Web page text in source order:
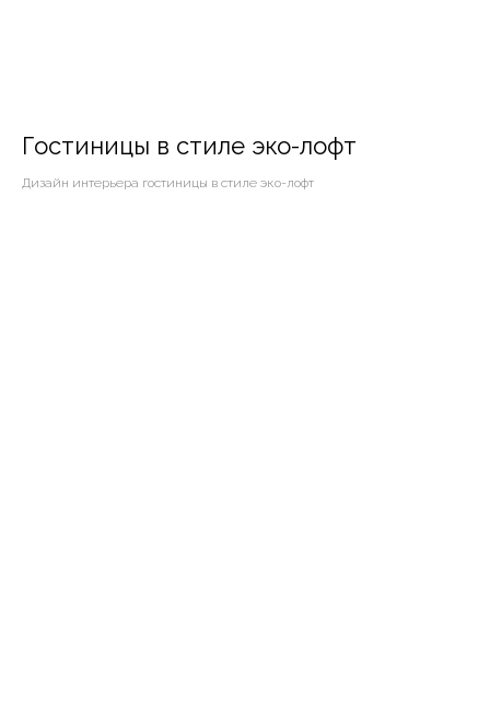
Гостиницы в стиле эко-лофт
Дизайн интерьера гостиницы в стиле эко-лофт